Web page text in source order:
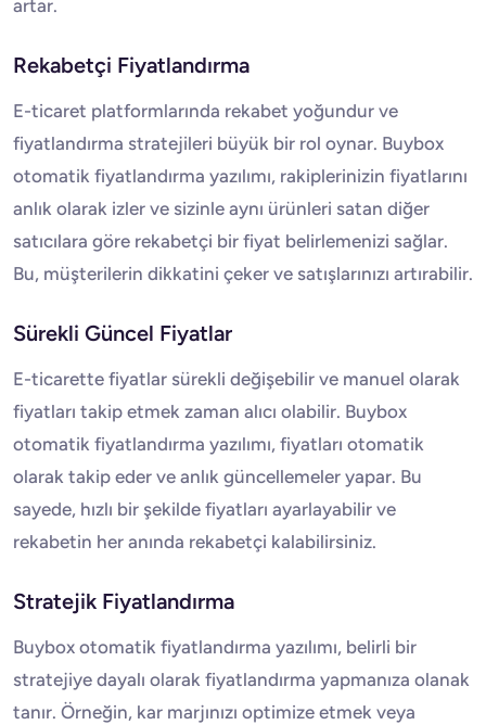
artar.
Rekabetçi Fiyatlandırma
E-ticaret platformlarında rekabet yoğundur ve
fiyatlandırma stratejileri büyük bir rol oynar. Buybox
otomatik fiyatlandırma yazılımı, rakiplerinizin fiyatlarını
anlık olarak izler ve sizinle aynı ürünleri satan diğer
satıcılara göre rekabetçi bir fiyat belirlemenizi sağlar.
Bu, müşterilerin dikkatini çeker ve satışlarınızı artırabilir.
Sürekli Güncel Fiyatlar
E-ticarette fiyatlar sürekli değişebilir ve manuel olarak
fiyatları takip etmek zaman alıcı olabilir. Buybox
otomatik fiyatlandırma yazılımı, fiyatları otomatik
olarak takip eder ve anlık güncellemeler yapar. Bu
sayede, hızlı bir şekilde fiyatları ayarlayabilir ve
rekabetin her anında rekabetçi kalabilirsiniz.
Stratejik Fiyatlandırma
Buybox otomatik fiyatlandırma yazılımı, belirli bir
stratejiye dayalı olarak fiyatlandırma yapmanıza olanak
tanır. Örneğin, kar marjınızı optimize etmek veya